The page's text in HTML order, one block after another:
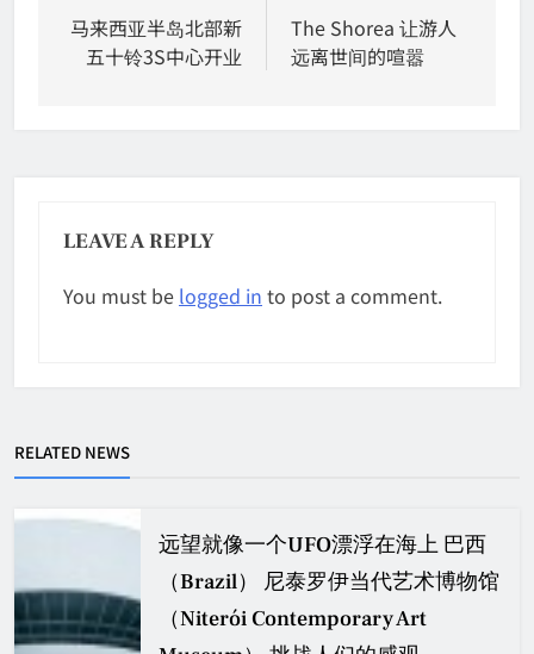
navigation
马来西亚半岛北部新
五十铃3S中心开业
The Shorea 让游人
远离世间的喧嚣
LEAVE A REPLY
You must be logged in to post a comment.
RELATED NEWS
远望就像一个UFO漂浮在海上 巴西
（Brazil） 尼泰罗伊当代艺术博物馆
（Niterói Contemporary Art